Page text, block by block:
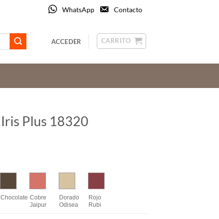
WhatsApp Contacto
ACCEDER CARRITO
Plus 18320
Chocolate Cobre
Jaipur
Dorado
Odisea
Rojo
Rubi